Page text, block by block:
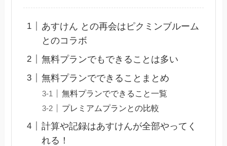
あすけん との再会はピクミンブルーム
とのコラボ
無料プランでもできることは多い
無料プランでできることまとめ
無料プランでできること一覧
プレミアムプランとの比較
計算や記録はあすけんが全部やってく
れる！